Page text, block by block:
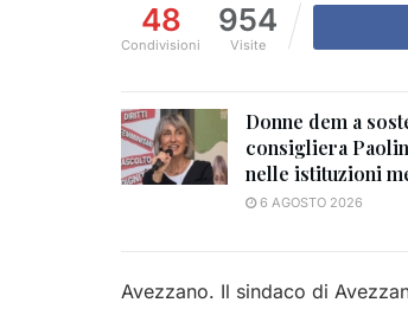
48
Condivisioni
954
Visite
Donne dem a
consigliera
nelle istituzioni
6 AGOSTO 2026
Avezzano. Il sindaco di